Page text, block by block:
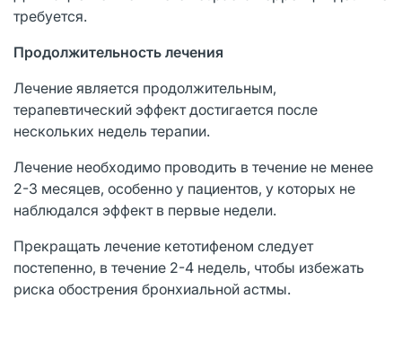
требуется.
Продолжительность лечения
Лечение является продолжительным,
терапевтический эффект достигается после
нескольких недель терапии.
Лечение необходимо проводить в течение не менее
2-3 месяцев, особенно у пациентов, у которых не
наблюдался эффект в первые недели.
Прекращать лечение кетотифеном следует
постепенно, в течение 2-4 недель, чтобы избежать
риска обострения бронхиальной астмы.